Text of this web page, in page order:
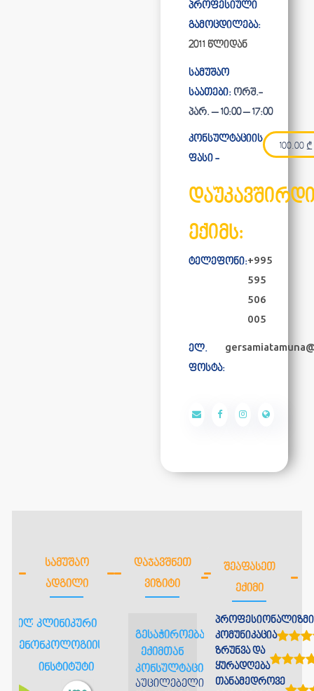
პროფესიული
გამოცდილება:
2011 წლიდან
სამუშაო
საათები: ორშ.-
პარ. – 10:00 – 17:00
კონსულტაციის
ფასი -
100.00 ₾
ექიმს:
ტელეფონი:+995
595
506
005
ელ.
ფოსტა:
ᲡᲐᲛᲣᲨᲐᲝ
ᲐᲓᲒᲘᲚᲘ
ცენტრი
კლინიკური
ონკოლოგიის
ინსტიტუტი
ᲓᲐᲯᲐᲕᲨᲜᲔᲗ
ᲕᲘᲖᲘᲢᲘ
გესაჭიროებათ
ექიმთან
კონსულტაცია?
აუცილებელია
ᲨᲔᲐᲤᲐᲡᲔᲗ
ᲔᲥᲘᲛᲘ
პროფესიონალიზმი
კომუნიკაცია
ზრუნვა და
ყურადღება
თანამედროვე